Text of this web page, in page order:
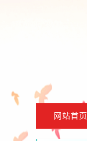
网站首页